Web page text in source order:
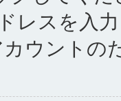
レスを入
ウントの